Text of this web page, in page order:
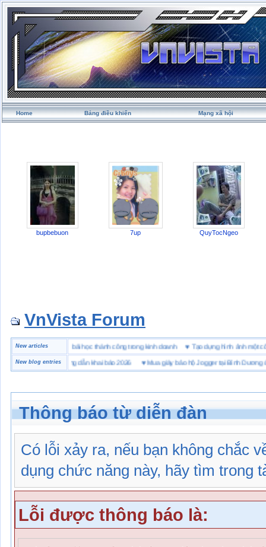
Home Bảng điều khiển Mạng xã hội
bupbebuon 7up QuyTocNgeo
VnVista Forum
New articles
biệt” của Microsoft ♥4 bài học thành công trong kinh doanh ♥Tạo dựng hình ảnh
New blog entries
quan là gì? Hướng dẫn khai báo 2026♥ Mua giày bảo hộ Jogger tại Bình Dương ở
Thông báo từ diễn đàn
Có lỗi xảy ra, nếu bạn không chắc
dụng chức năng này, hãy tìm trong
Lỗi được thông báo là: